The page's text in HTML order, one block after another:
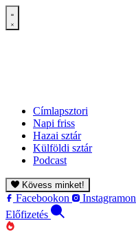
Címlapsztori
Napi friss
Hazai sztár
Külföldi sztár
Podcast
Kövess minket!
Facebookon Instagramon
Előfizetés